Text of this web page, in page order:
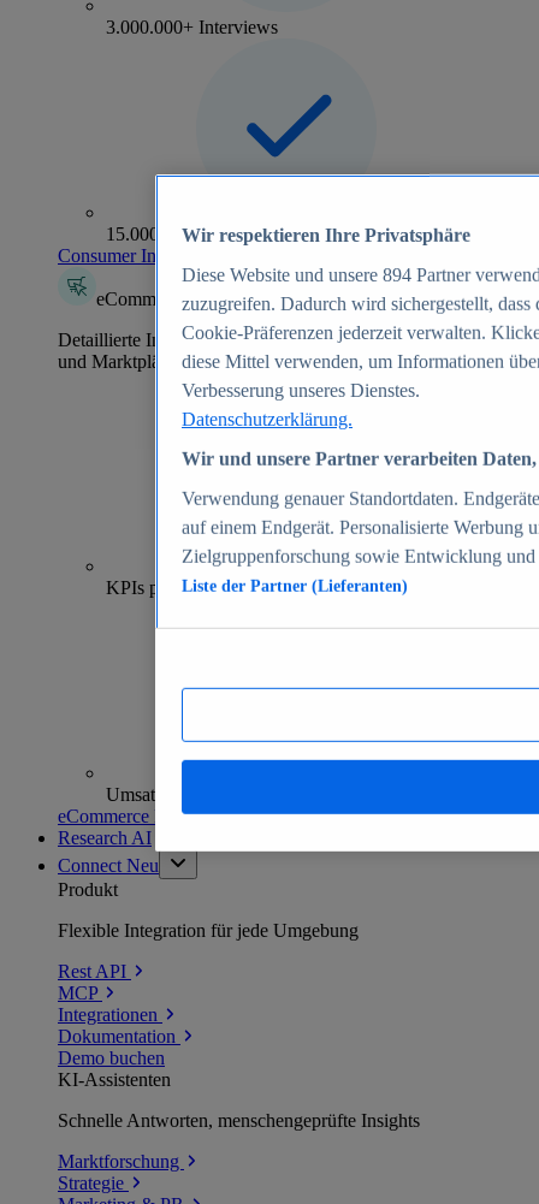
3.000.000+ Interviews
15.000+ Marken
Consumer Insights entdecken
eCommerce Insights
Detaillierte Informationen zu mehr als 39.000 Online-Shops
und Marktplätzen
70+
KPIs pro Shop
Umsatzanalysen und -prognosen
eCommerce Insights entdecken
Research AI
Connect Neu
Produkt
Flexible Integration für jede Umgebung
Rest API
MCP
Integrationen
Dokumentation
Demo buchen
KI-Assistenten
Schnelle Antworten, menschengeprüfte Insights
Marktforschung
Strategie
Wir respektieren Ihre Privatsphäre
Diese Website und unsere 894 Partner
zuzugreifen. Dadurch wird sichergestellt,
Cookie-Präferenzen jederzeit verwalten.
diese Mittel verwenden, um Informationen
Verbesserung unseres Dienstes.
Datenschutzerklärung.
Wir und unsere Partner verarbeiten
Verwendung genauer Standortdaten.
auf einem Endgerät. Personalisierte Werbung
Zielgruppenforschung sowie Entwicklung
Liste der Partner (Lieferanten)